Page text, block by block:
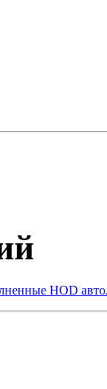
HOD